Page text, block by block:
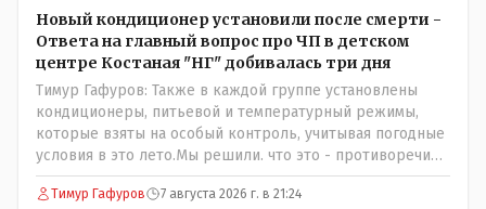
Новый кондиционер установили после смерти -
Ответа на главный вопрос про ЧП в детском
центре Костаная "НГ" добивалась три дня
Тимур Гафуров: Также в каждой группе установлены
кондиционеры, питьевой и температурный режимы,
которые взяты на особый контроль, учитывая погодные
условия в это лето.Мы решили. что это - противоречие.
Вы считаете иначе?Ну тут противоречия нет. Этот
комментарий прозвучал на следующий день после
Тимур Гафуров 7 августа 2026 г. в 21:24